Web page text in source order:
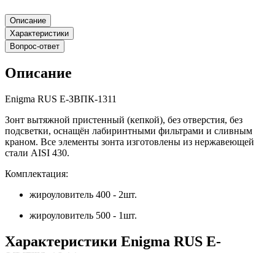
Описание
Характеристики
Вопрос-ответ
Описание
Enigma RUS Е-ЗВПК-1311
Зонт вытяжной пристенный (кепкой), без отверстия, без
подсветки, оснащён лабиринтными фильтрами и сливным
краном. Все элементы зонта изготовлены из нержавеющей
стали AISI 430.
Комплектация:
жироуловитель 400 - 2шт.
жироуловитель 500 - 1шт.
Характеристики Enigma RUS Е-